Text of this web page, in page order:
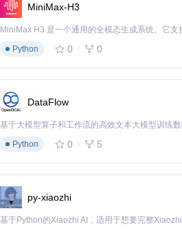
MiniMax-H3
Python
0 0
DataFlow
基于大模型算子和工作流的高效文本大模型训练
Python
0 5
py-xiaozhi